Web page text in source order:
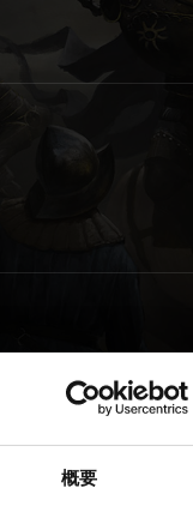
概要
トラックについて